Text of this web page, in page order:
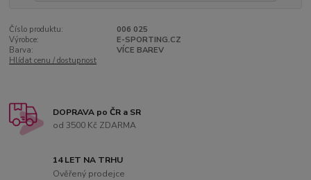
Číslo produktu:
006 025
Výrobce:
E-SPORTING.CZ
Barva:
VÍCE BAREV
Hlídat cenu / dostupnost
DOPRAVA po ČR a SR
od 3500 Kč ZDARMA
14 LET NA TRHU
Ověřený prodejce